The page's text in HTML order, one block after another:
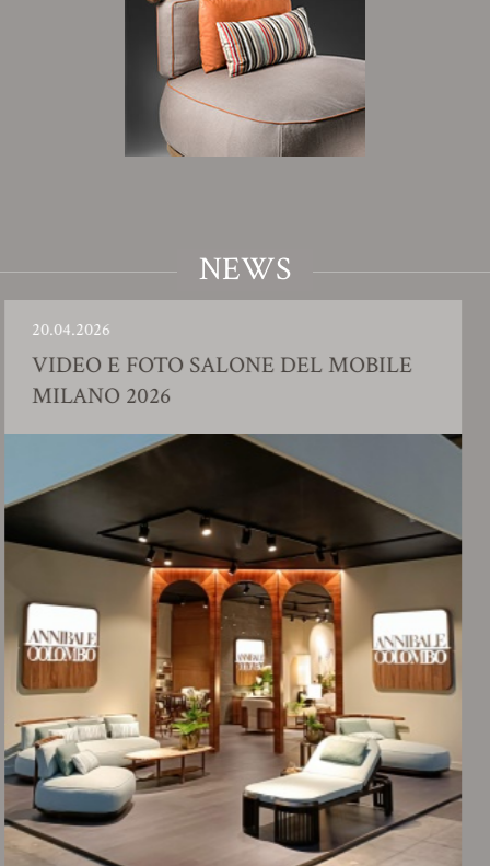
NEWS
E FOTO SALONE DEL MOBILE
2026